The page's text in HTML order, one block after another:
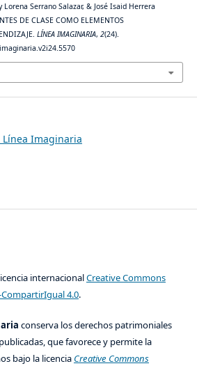
Lorena Serrano Salazar, & José Isaid Herrera
DE CLASE COMO ELEMENTOS
LÍNEA IMAGINARIA, 2(24).
Línea Imaginaria
internacionalCreative Commons
4.0.
conserva los derechos patrimoniales
que favorece y permite la
bajo la licencia Creative Commons